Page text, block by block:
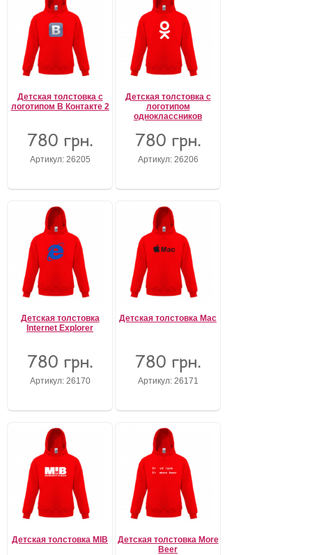
Детская толстовка с
логотипом В Контакте 2
780 грн.
Артикул: 26205
Детская толстовка с
логотипом
одноклассников
780 грн.
Артикул: 26206
Детская толстовка
Internet Explorer
780 грн.
Артикул: 26170
Детская толстовка Mac
780 грн.
Артикул: 26171
Детская толстовка MIB
Детская толстовка More
Beer